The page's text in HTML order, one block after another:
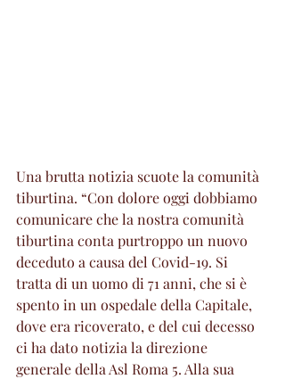
Una brutta notizia scuote la comunità
tiburtina. “Con dolore oggi dobbiamo
comunicare che la nostra comunità
tiburtina conta purtroppo un nuovo
deceduto a causa del Covid-19. Si
tratta di un uomo di 71 anni, che si è
spento in un ospedale della Capitale,
dove era ricoverato, e del cui decesso
ci ha dato notizia la direzione
generale della Asl Roma 5. Alla sua